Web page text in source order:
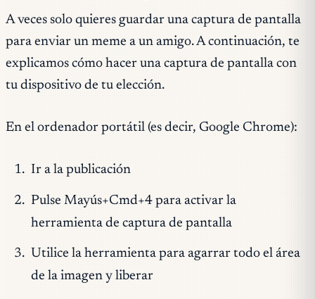
A veces solo quieres guardar una captura de pantalla
para enviar un meme a un amigo. A continuación, te
explicamos cómo hacer una captura de pantalla con
tu dispositivo de tu elección.
En el ordenador portátil (es decir, Google Chrome):
Ir a la publicación
Pulse Mayús+Cmd+4 para activar la
herramienta de captura de pantalla
Utilice la herramienta para agarrar todo el área
de la imagen y liberar